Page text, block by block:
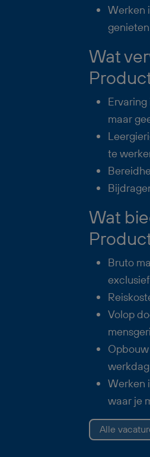
Werken
Wat
maar
te
Wat
Bruto
Volop
werkdag
Werken
waar je
Alle